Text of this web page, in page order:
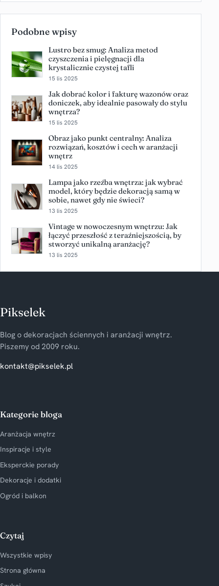
Podobne wpisy
Lustro bez smug: Analiza metod
czyszczenia i pielęgnacji dla
krystalicznie czystej tafli
15 lis 2025
Jak dobrać kolor i fakturę wazonów oraz
doniczek, aby idealnie pasowały do stylu
wnętrza?
15 lis 2025
Obraz jako punkt centralny: Analiza
rozwiązań, kosztów i cech w aranżacji
wnętrz
14 lis 2025
Lampa jako rzeźba wnętrza: jak wybrać
model, który będzie dekoracją samą w
sobie, nawet gdy nie świeci?
13 lis 2025
Vintage w nowoczesnym wnętrzu: Jak
łączyć przeszłość z teraźniejszością, by
stworzyć unikalną aranżację?
13 lis 2025
Pikselek
Blog o dekoracjach ściennych i aranżacji wnętrz.
Piszemy od 2009 roku.
kontakt@pikselek.pl
Kategorie bloga
Aranżacja wnętrz
Inspiracje i style
Eksperckie porady
Dekoracje i dodatki
Ogród i balkon
Czytaj
Wszystkie wpisy
Strona główna